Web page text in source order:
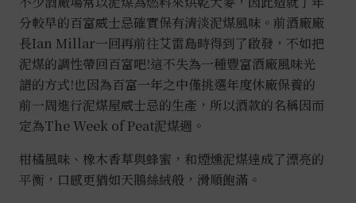
數
量
分較早的百富威士忌確實保有清淡泥煤風味。 前酒廠廠
長Ian Millar一回再前往艾雷島時得到了啟發，不如把
泥煤的調性帶回百富吧!這不失為一種豐富酒廠風味光
譜的方式!也因為百富一年之中僅挑選年度休廠保養的
前一周進行泥煤屋威士忌的生產，所以酒款的名稱因而
定為The Week of Peat泥煤週。
柑橘風味、橡木香草與蜂蜜，和煙燻泥煤達成了漂亮的
平衡，口感更猶如天鵝絲絨般，滑順飽滿。